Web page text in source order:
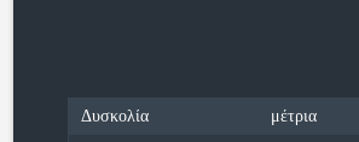
Δυσκολία
μέτρια